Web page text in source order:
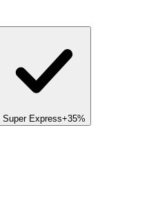
Super Express+35%